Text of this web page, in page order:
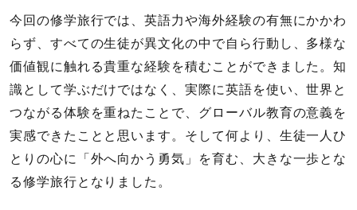
今回の修学旅行では、英語力や海外経験の有無にかかわ
らず、すべての生徒が異文化の中で自ら行動し、多様な
価値観に触れる貴重な経験を積むことができました。知
識として学ぶだけではなく、実際に英語を使い、世界と
つながる体験を重ねたことで、グローバル教育の意義を
実感できたことと思います。そして何より、生徒一人ひ
とりの心に「外へ向かう勇気」を育む、大きな一歩とな
る修学旅行となりました。